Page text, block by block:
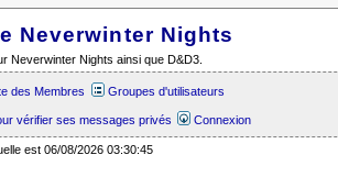
Neverwinter Nights
Neverwinter Nights ainsi que D&D3.
des Membres Groupes d'utilisateurs
vérifier ses messages privés Connexion
est 06/08/2026 03:30:45